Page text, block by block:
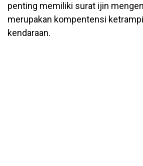
penting memiliki surat ijin
merupakan kompentensi
kendaraan.